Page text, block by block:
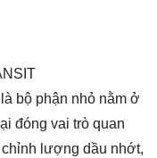
bộ phận nhỏ nằm ở
đóng vai trò quan
chỉnh lượng dầu nhớt,